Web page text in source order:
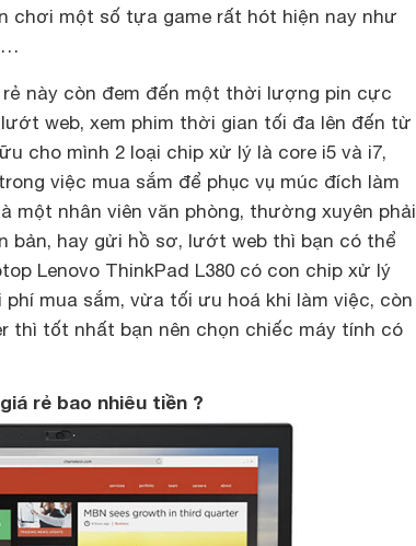
chơi một số tựa game rất hót hiện nay như
này còn đem đến một thời lượng pin cực
web, xem phim thời gian tối đa lên đến từ
cho mình 2 loại chip xử lý là core i5 và i7,
việc mua sắm để phục vụ múc đích làm
một nhân viên văn phòng, thường xuyên phải
bản, hay gửi hồ sơ, lướt web thì bạn có thể
Lenovo ThinkPad L380 có con chip xử lý
mua sắm, vừa tối ưu hoá khi làm việc, còn
thì tốt nhất bạn nên chọn chiếc máy tính có
rẻ bao nhiêu tiền ?